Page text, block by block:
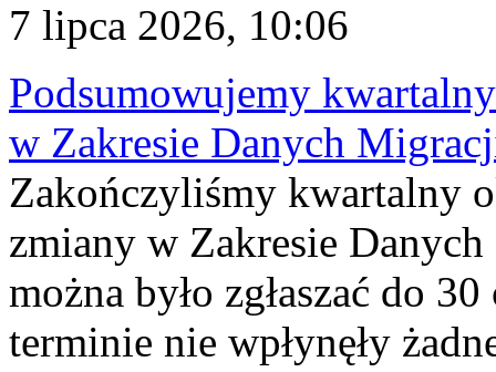
7 lipca 2026, 10:06
Podsumowujemy
w Zakresie Danych
Zakończyliśmy kwartalny
zmiany w Zakresie
można było zgłaszać do
terminie nie wpłynęły